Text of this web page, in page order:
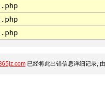
已经将此出错信息详细记录,